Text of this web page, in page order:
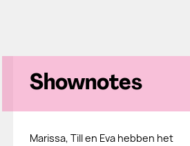
Shownotes
Marissa, Till en Eva hebben het